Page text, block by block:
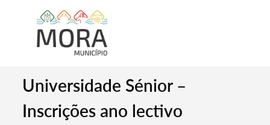
Universidade Sénior –
Inscrições ano lectivo